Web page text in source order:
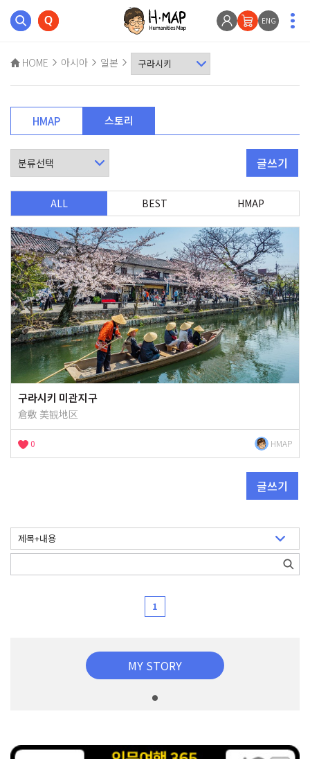
ENG
HOME 아시아 일본
HMAP 스토리
글쓰기
ALL BEST HMAP
구라시키 미관지구
倉敷 美観地区
0 HMAP
글쓰기
1
MY STORY